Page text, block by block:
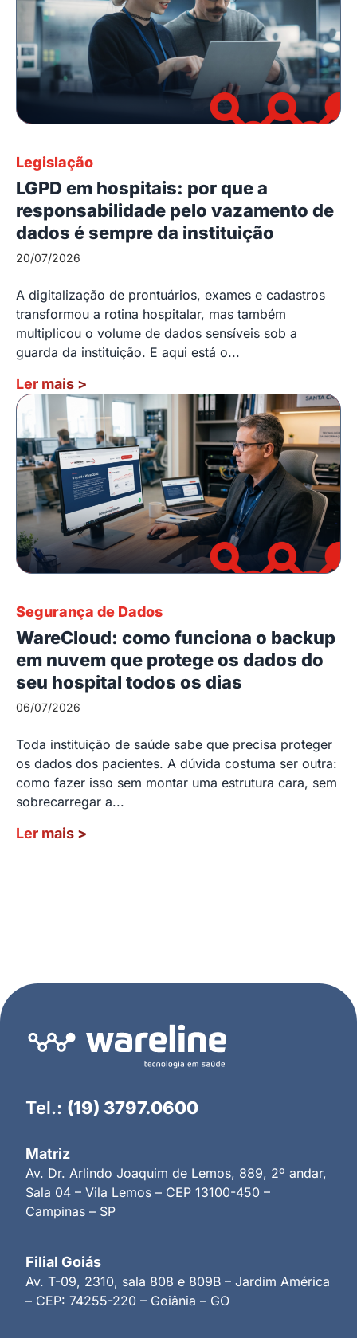
Legislação
LGPD em hospitais: por que a
responsabilidade pelo vazamento de
dados é sempre da instituição
20/07/2026
A digitalização de prontuários, exames e cadastros
transformou a rotina hospitalar, mas também
multiplicou o volume de dados sensíveis sob a
guarda da instituição. E aqui está o...
Ler mais >
Segurança de Dados
WareCloud: como funciona o backup
em nuvem que protege os dados do
seu hospital todos os dias
06/07/2026
Toda instituição de saúde sabe que precisa proteger
os dados dos pacientes. A dúvida costuma ser outra:
como fazer isso sem montar uma estrutura cara, sem
sobrecarregar a...
Ler mais >
Tel.: (19) 3797.0600
Matriz
Av. Dr. Arlindo Joaquim de Lemos, 889, 2º andar,
Sala 04 – Vila Lemos – CEP 13100-450 –
Campinas – SP
Filial Goiás
Av. T-09, 2310, sala 808 e 809B – Jardim América
– CEP: 74255-220 – Goiânia – GO